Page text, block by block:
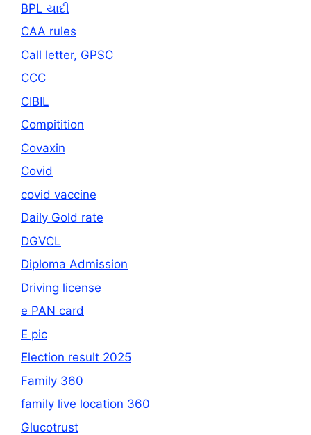
BPL યાદી
CAA rules
Call letter, GPSC
CCC
CIBIL
Compitition
Covaxin
Covid
covid vaccine
Daily Gold rate
DGVCL
Diploma Admission
Driving license
e PAN card
E pic
Election result 2025
Family 360
family live location 360
Glucotrust